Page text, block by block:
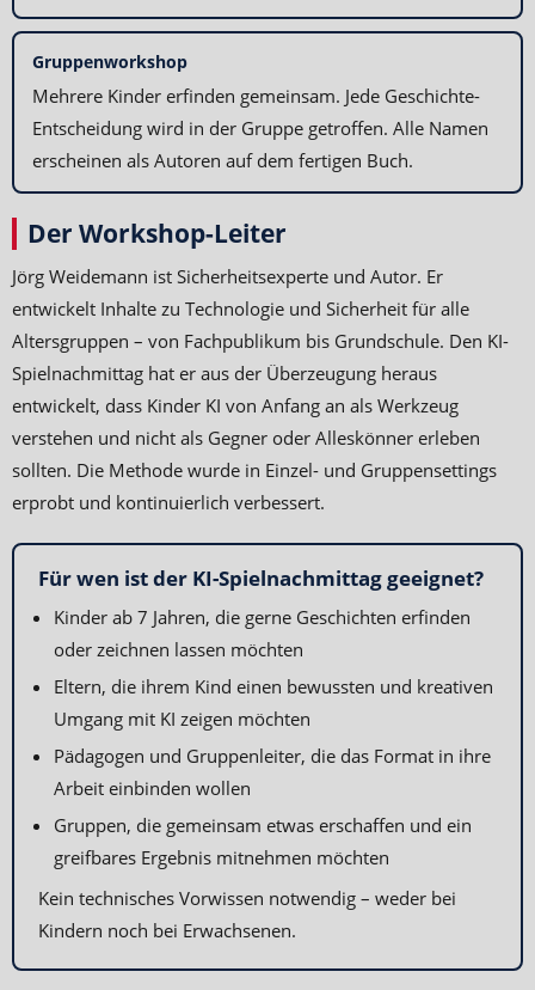
Gruppenworkshop
Mehrere Kinder erfinden gemeinsam. Jede Geschichte-
Entscheidung wird in der Gruppe getroffen. Alle Namen
erscheinen als Autoren auf dem fertigen Buch.
Der Workshop-Leiter
Jörg Weidemann ist Sicherheitsexperte und Autor. Er
entwickelt Inhalte zu Technologie und Sicherheit für alle
Altersgruppen – von Fachpublikum bis Grundschule. Den KI-
Spielnachmittag hat er aus der Überzeugung heraus
entwickelt, dass Kinder KI von Anfang an als Werkzeug
verstehen und nicht als Gegner oder Alleskönner erleben
sollten. Die Methode wurde in Einzel- und Gruppensettings
erprobt und kontinuierlich verbessert.
Für wen ist der KI-Spielnachmittag geeignet?
Kinder ab 7 Jahren, die gerne Geschichten erfinden
oder zeichnen lassen möchten
Eltern, die ihrem Kind einen bewussten und kreativen
Umgang mit KI zeigen möchten
Pädagogen und Gruppenleiter, die das Format in ihre
Arbeit einbinden wollen
Gruppen, die gemeinsam etwas erschaffen und ein
greifbares Ergebnis mitnehmen möchten
Kein technisches Vorwissen notwendig – weder bei
Kindern noch bei Erwachsenen.